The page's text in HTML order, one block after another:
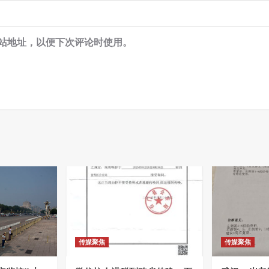
址，以便下次评论时使用。
传媒聚焦 传媒聚焦